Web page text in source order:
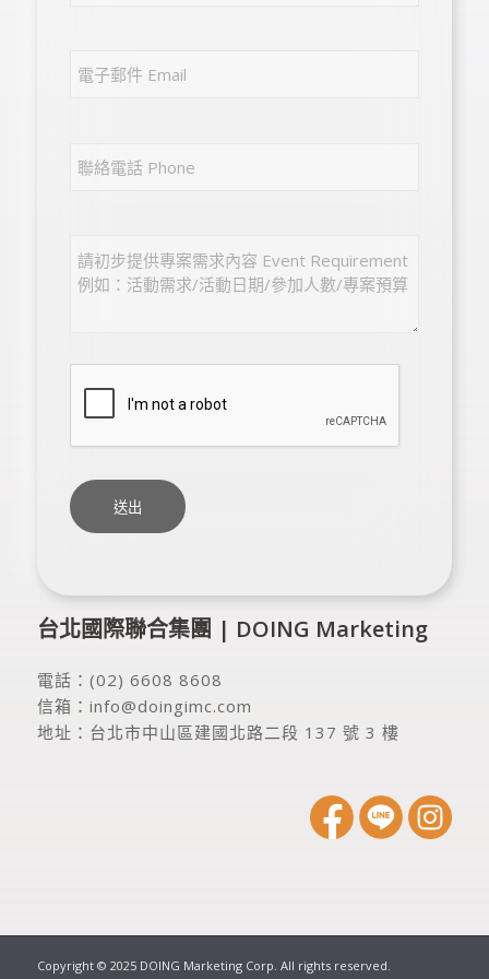
台北國際聯合集團 | DOING Marketing
電話： (02) 6608 8608
信箱： info@doingimc.com
地址： 台北市中山區建國北路二段 137 號 3 樓
Copyright © 2025 DOING Marketing Corp. All rights reserved.